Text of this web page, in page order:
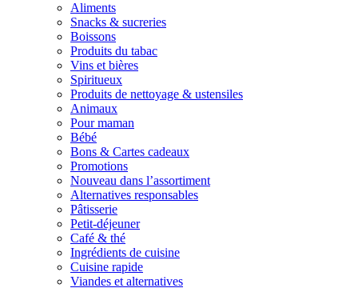
Aliments
Snacks & sucreries
Boissons
Produits du tabac
Vins et bières
Spiritueux
Produits de nettoyage & ustensiles
Animaux
Pour maman
Bébé
Bons & Cartes cadeaux
Promotions
Nouveau dans l’assortiment
Alternatives responsables
Pâtisserie
Petit-déjeuner
Café & thé
Ingrédients de cuisine
Cuisine rapide
Viandes et alternatives